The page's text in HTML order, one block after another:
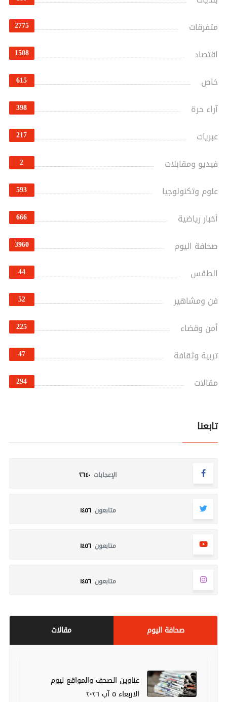
متفرقات 2775
اقتصاد 1508
خاص 615
آراء حرة 398
عبريات 217
فيديو ومقابلات 2
علوم وتكنولوجيا 593
أخبار رياضية 666
صحافة اليوم 3960
الطقس 44
فن ومشاهير 52
أمن وقضاء 225
تربية وثقافة 47
مقالات 294
تابعنا
الإعجابات ٢٦٤٠
متابعون ١٤٥٦
متابعون ١٤٥٦
متابعون ١٤٥٦
مقالات صحافة اليوم
عناوين الصحف والمواقع ليوم
الاربعاء ٥ آب ٢٠٢٦